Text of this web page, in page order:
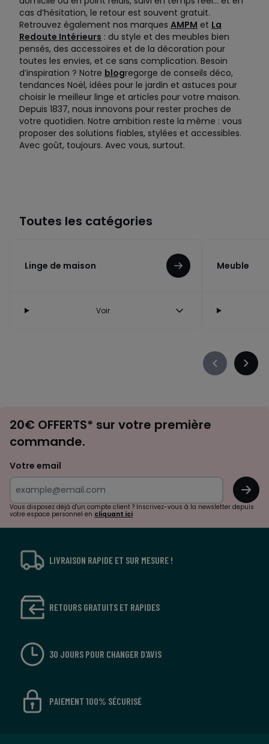
cas d’hésitation, le retour est souvent gratuit.
Retrouvez également nos marques AMPM et La
Redoute Intérieurs : du style et des meubles bien
pensés, des accessoires et de la décoration pour
toutes les envies, et ce sans complication. Besoin
d’inspiration ? Notre blogregorge de conseils déco,
tendances Noël, idées pour le jardin et astuces pour
choisir le meilleur linge et articles pour votre maison.
Depuis 1837, nous innovons pour rester proches de
votre quotidien. Notre ambition reste la même : vous
proposer des solutions fiables, stylées et accessibles.
Avec goût, toujours. Avec vous, surtout.
Toutes les catégories
Linge de maison
Voir
Meuble
Précédent
d'inspirations
surprises?
20€ OFFERTS* sur votre première
commande.
Votre email
OK
Vous disposez déjà d'un compte client ? Inscrivez-vous à la newsletter depuis
votre espace personnel en cliquant ici
LIVRAISON RAPIDE ET SUR MESURE !
RETOURS GRATUITS ET RAPIDES
30 JOURS POUR CHANGER D'AVIS
PAIEMENT 100% SÉCURISÉ